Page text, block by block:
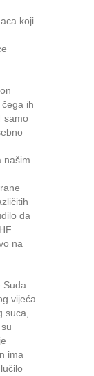
koji
ih
samo
našim
da
na
Suda
vijeća
suca,
ima